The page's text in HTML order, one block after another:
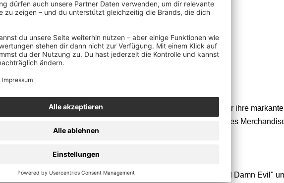
Warenkorb
festen Platz in der Heavy-Metal-Szene erobert. Bekannt für ihre
Du jetzt die Musik und das Erbe von Stryper durch offizielles
Ausgaben. Zu den Highlight-Veröffentlichungen gehören "God Damn Evil"